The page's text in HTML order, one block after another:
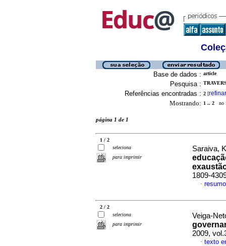
Base de dados : article
Pesquisa :
Referências encontradas : 2 [refinar
Mostrando: 1 .. 2 no
página 1 de 1
1 / 2
seleciona
para imprimir
Saraiva,
1809-
·
2 / 2
seleciona
para imprimir
Veiga-
2009,
· texto